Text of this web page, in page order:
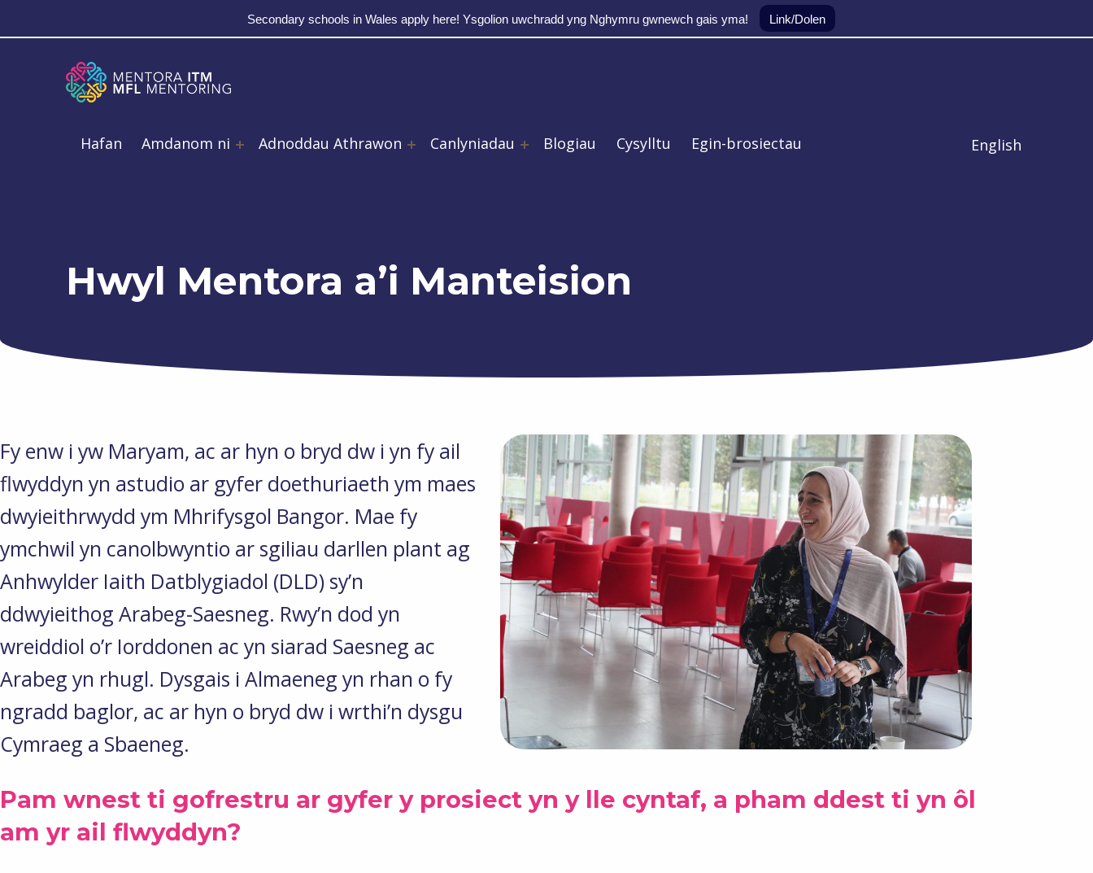
Secondary schools in Wales apply here! Ysgolion uwchradd yng Nghymru gwnewch gais yma! Link/Dolen
Skip to main navigation
Skip to main content
Skip to footer
Hafan Amdanom ni Adnoddau Athrawon Canlyniadau Blogiau Cysylltu Egin-brosiectau English
Hwyl Mentora a’i Manteision
Fy enw i yw Maryam, ac ar hyn o bryd dw i yn fy ail
flwyddyn yn astudio ar gyfer doethuriaeth ym maes
dwyieithrwydd ym Mhrifysgol Bangor. Mae fy
ymchwil yn canolbwyntio ar sgiliau darllen plant ag
Anhwylder Iaith Datblygiadol (DLD) sy’n
ddwyieithog Arabeg-Saesneg. Rwy’n dod yn
wreiddiol o’r Iorddonen ac yn siarad Saesneg ac
Arabeg yn rhugl. Dysgais i Almaeneg yn rhan o fy
ngradd baglor, ac ar hyn o bryd dw i wrthi’n dysgu
Cymraeg a Sbaeneg.
Pam wnest ti gofrestru ar gyfer y prosiect yn y lle cyntaf, a pham ddest ti yn ôl
am yr ail flwyddyn?